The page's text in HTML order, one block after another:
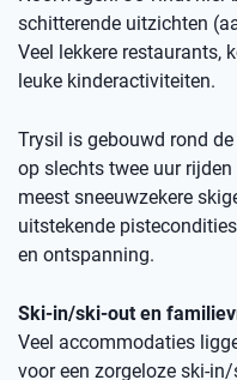
schitterende uitzichten
Veel lekkere restaurants,
leuke kinderactiviteiten.
Trysil is gebouwd rond
op slechts twee uur
meest sneeuwzekere
uitstekende
en ontspanning.
Ski-in/ski-out en
Veel accommodaties
voor een zorgeloze ski-